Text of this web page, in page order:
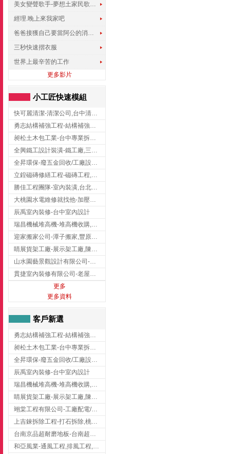
美女變聲歌手-夢想土家民歌傳遍世界
經理.晚上來我家吧
爸爸接獲自己要當阿公的消息，反應史上最可愛!!!
三秒快速摺衣服
世界上最辛苦的工作
更多影片
小工匠快速模組
快可麗清潔-清潔公司,台中清潔公司,台中居家清潔
勇志結構補強工程-結構補強工程 ,桃園結構補強工程,龍潭結構補強工程
昶松土木包工業-台中專業拆除工程/挖土機出租
全興鐵工設計裝潢-鐵工廠,三峽鐵工廠,台北鐵工廠
全昇環保-廢五金回收/工廠設備收購/機械設備回收/高價收購廠房設備
立鍠磁磚修繕工程-磁磚工程,磁磚修補,新竹磁磚工程
勝佳工程團隊-室內裝潢,台北房屋裝修,三重室內裝修
大桃園水電維修就找他-加壓馬達,抽水馬達,桃園水電行,中壢水電
辰禹室內裝修-台中室內設計
瑞昌機械堆高機-堆高機收購,新北市堆高機,桃園堆高機
迎家搬家公司-潭子搬家,豐原搬家,大雅搬家,大甲搬家,台中推薦搬家,台中搬家
睛展貨架工廠-展示架工廠,陳列架,台中展示架工廠
山水園藝景觀設計有限公司-景觀工程,景觀設計,新竹園藝工程,新竹景觀設計
貫捷室內裝修有限公司-老屋翻新工程,台中老屋翻新工程,台中舊屋翻新
更多
更多資料
客戶新選
勇志結構補強工程-結構補強工程 ,桃園結構補強工程,龍潭結構補強工程
昶松土木包工業-台中專業拆除工程/挖土機出租
全昇環保-廢五金回收/工廠設備收購/機械設備回收/高價收購廠房設備
辰禹室內裝修-台中室內設計
瑞昌機械堆高機-堆高機收購,新北市堆高機,桃園堆高機
睛展貨架工廠-展示架工廠,陳列架,台中展示架工廠
翊棠工程有限公司-工廠配電/高雄消防機電公司
上吉錸拆除工程-打石拆除,桃園打石拆除,桃園拆除工程
台南京品超耐磨地板-台南超耐磨地板
和亞風業-通風工程,排風工程,彰化通風工程,彰化排風工程